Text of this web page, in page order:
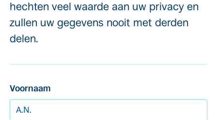
hechten veel waarde aan uw privacy en
zullen uw gegevens nooit met derden
delen.
Voornaam